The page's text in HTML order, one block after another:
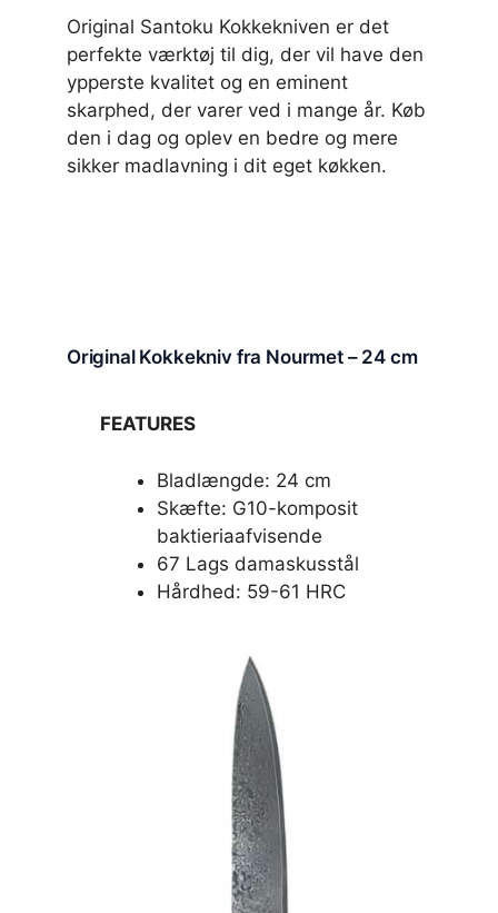
Original Santoku Kokkekniven er det
perfekte værktøj til dig, der vil have den
ypperste kvalitet og en eminent
skarphed, der varer ved i mange år. Køb
den i dag og oplev en bedre og mere
sikker madlavning i dit eget køkken.
Original Kokkekniv fra Nourmet – 24 cm
FEATURES
Bladlængde: 24 cm
Skæfte: G10-komposit
baktieriaafvisende
67 Lags damaskusstål
Hårdhed: 59-61 HRC